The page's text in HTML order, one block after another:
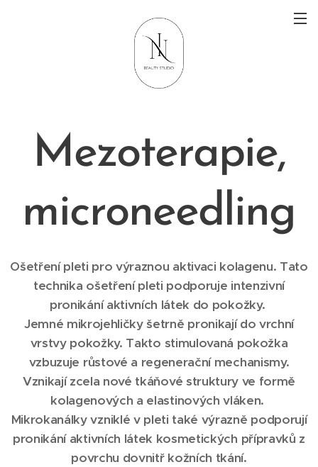
Mezoterapie,
microneedling
Ošetření pleti pro výraznou aktivaci kolagenu. Tato
technika ošetření pleti podporuje intenzivní
pronikání aktivních látek do pokožky.
Jemné mikrojehličky šetrně pronikají do vrchní
vrstvy pokožky. Takto stimulovaná pokožka
vzbuzuje růstové a regenerační mechanismy.
Vznikají zcela nové tkáňové struktury ve formě
kolagenových a elastinových vláken.
Mikrokanálky vzniklé v pleti také výrazně podporují
pronikání aktivních látek kosmetických přípravků z
povrchu dovnitř kožních tkání.